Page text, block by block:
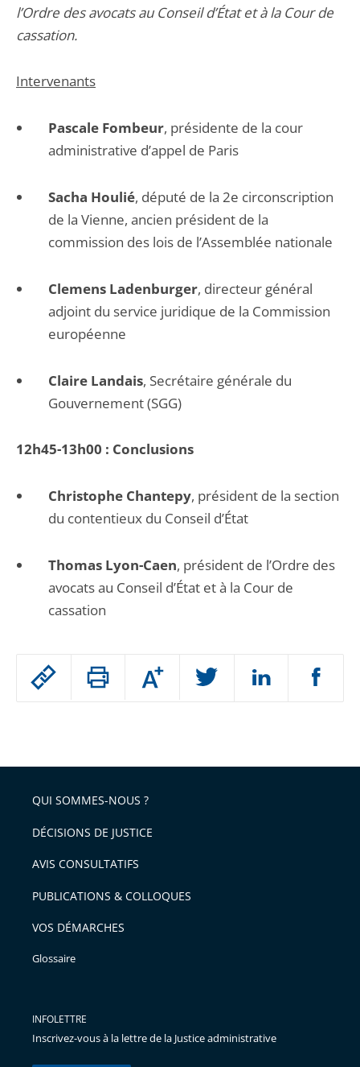
Passer
arriver
Augmenter
ou
l'article
pour
avant
l’Ordre des avocats au Conseil d’État et à la Cour de
cassation.
Intervenants
Pascale Fombeur, présidente de la cour
administrative d’appel de Paris
Sacha Houlié, député de la 2e circonscription
de la Vienne, ancien président de la
commission des lois de l’Assemblée nationale
Clemens Ladenburger, directeur général
adjoint du service juridique de la Commission
européenne
Claire Landais, Secrétaire générale du
Gouvernement (SGG)
12h45-13h00 : Conclusions
Christophe Chantepy, président de la section
du contentieux du Conseil d’État
Thomas Lyon-Caen, président de l’Ordre des
avocats au Conseil d’État et à la Cour de
cassation
QUI SOMMES-NOUS ?
DÉCISIONS DE JUSTICE
AVIS CONSULTATIFS
PUBLICATIONS & COLLOQUES
VOS DÉMARCHES
Glossaire
INFOLETTRE
Inscrivez-vous à la lettre de la Justice administrative